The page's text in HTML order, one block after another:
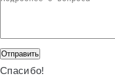
Спасибо!